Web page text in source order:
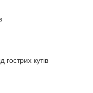
гострих кутів